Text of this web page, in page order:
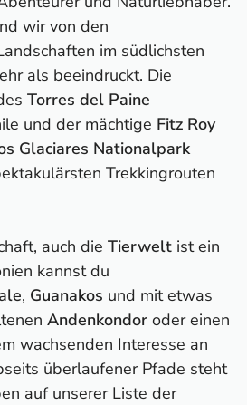
wir von den
im südlichsten
als beeindruckt. Die
Torres del Paine
und der mächtige Fitz Roy
Glaciares Nationalpark
Trekkingrouten
auch die Tierwelt ist ein
kannst du
, Guanakos und mit etwas
Andenkondor oder einen
wachsenden Interesse an
überlaufener Pfade steht
auf unserer Liste der